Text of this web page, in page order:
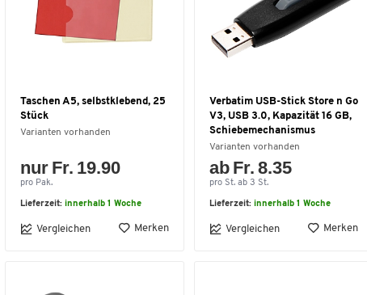
Taschen A5, selbstklebend, 25
Stück
Varianten vorhanden
nur Fr. 19.90
pro Pak.
Lieferzeit: innerhalb 1 Woche
Vergleichen Merken
Verbatim USB-Stick Store n Go
V3, USB 3.0, Kapazität 16 GB,
Schiebemechanismus
Varianten vorhanden
ab Fr. 8.35
pro St. ab 3 St.
Lieferzeit: innerhalb 1 Woche
Vergleichen Merken